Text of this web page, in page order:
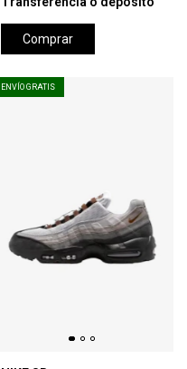
Comprar
ENVÍO GRATIS